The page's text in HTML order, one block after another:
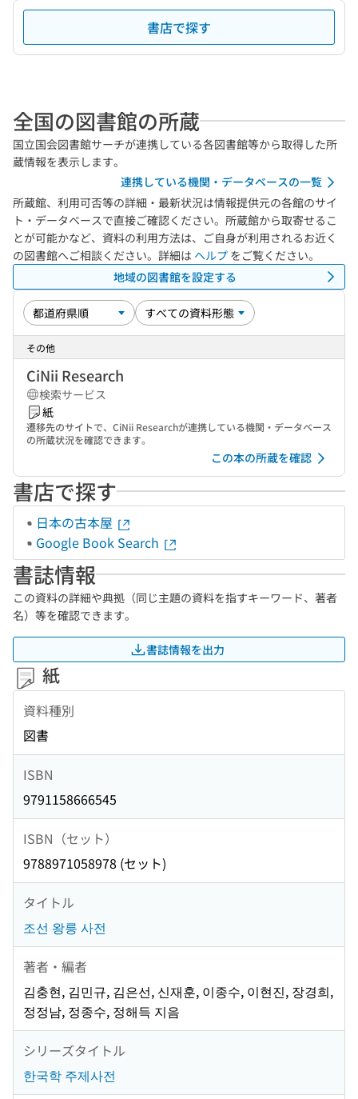
書店で探す
全国の図書館の所蔵
国立国会図書館サーチが連携している各図書館等から取得した所
蔵情報を表示します。
連携している機関・データベースの一覧
所蔵館、利用可否等の詳細・最新状況は情報提供元の各館のサイ
ト・データベースで直接ご確認ください。所蔵館から取寄せるこ
とが可能かなど、資料の利用方法は、ご自身が利用されるお近く
の図書館へご相談ください。詳細は ヘルプ をご覧ください。
地域の図書館を設定する
その他
CiNii Research
検索サービス
紙
遷移先のサイトで、CiNii Researchが連携している機関・データベース
の所蔵状況を確認できます。
この本の所蔵を確認
書店で探す
日本の古本屋
Google Book Search
書誌情報
この資料の詳細や典拠（同じ主題の資料を指すキーワード、著者
名）等を確認できます。
書誌情報を出力
紙
資料種別
図書
ISBN
9791158666545
ISBN（セット）
9788971058978 (セット)
タイトル
조선 왕릉 사전
著者・編者
김충현, 김민규, 김은선, 신재훈, 이종수, 이현진, 장경희,
정정남, 정종수, 정해득 지음
シリーズタイトル
한국학 주제사전